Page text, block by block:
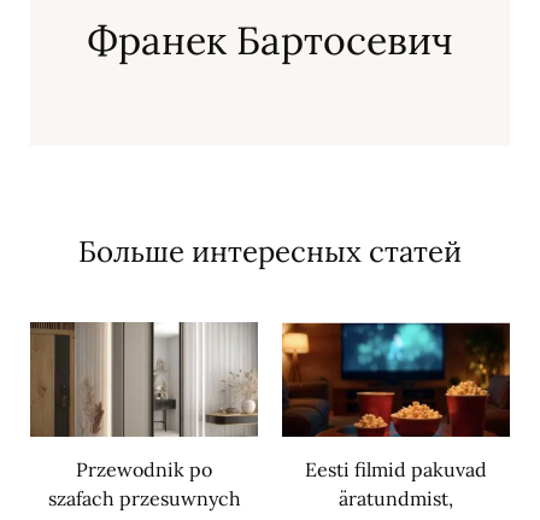
Франек Бартосевич
Больше интересных статей
Przewodnik po
szafach przesuwnych
Eesti filmid pakuvad
äratundmist,